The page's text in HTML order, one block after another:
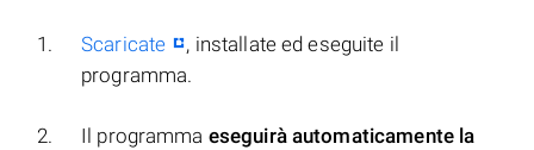
Scaricate
, installate ed eseguite il
programma.
Il programma eseguirà automaticamente la